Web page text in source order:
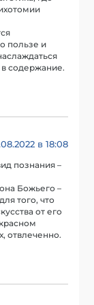
пользе и
в содержание.
в 18:08
познания –
Божьего –
того, что
от его
отвлеченно.